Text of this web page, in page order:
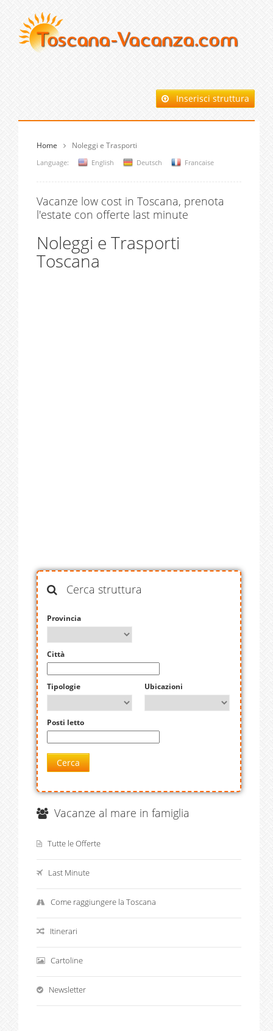
Inserisci struttura
Home Noleggi e Trasporti
Language: English Deutsch Francaise
Vacanze low cost in Toscana, prenota
l'estate con offerte last minute
Noleggi e Trasporti
Toscana
Cerca struttura
Provincia
Città
Tipologie Ubicazioni
Posti letto
Cerca
Vacanze al mare in famiglia
Tutte le Offerte
Last Minute
Come raggiungere la Toscana
Itinerari
Cartoline
Newsletter